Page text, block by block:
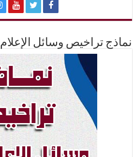
نماذج تراخيص وسائل الإعلام